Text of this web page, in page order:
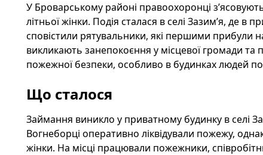
У Броварському районі правоохоронці
літньої жінки. Подія сталася в селі Зазим’я, де
сповістили рятувальники, які першими прибули
викликають занепокоєння у місцевої громади
пожежної безпеки, особливо в будинках людей
Що сталося
Займання виникло у приватному будинку в селі
Вогнеборці оперативно ліквідували пожежу,
жінки. На місці працювали пожежники,